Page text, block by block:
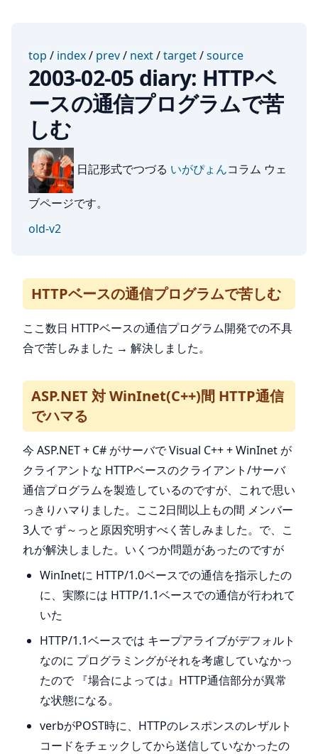
top / index/ prev/ next/target/source
2003-02-05 diary: HTTPベ
ースの通信プログラムで苦
しむ
日記形式でつづる いがぴょんコラム ウェ
ブページです。
old-v2
HTTPベースの通信プログラムで苦しむ
ここ数日 HTTPベースの通信プログラム開発での不具
合で苦しみました → 解決しました。
ASP.NET 対 WinInet(C++)間 HTTP通信
でハマる
今 ASP.NET + C# がサーバで Visual C++ + WinInet が
クライアントな HTTPベースのクライアント/サーバ
通信プログラムを製造しているのですが、これで思い
っきりハマりました。ここ2日間以上もの間 メンバー
3人で ず～っと原因究明すべく苦しみました。で、こ
れが解決しました。いくつか問題があったのですが
WinInetに HTTP/1.0ベースでの通信を指示したの
に、実際には HTTP/1.1ベースでの通信が行われて
いた
HTTP/1.1ベースでは キープアライブがデフォルト
なのに プログラミングがそれを考慮していなかっ
たので 『場合によっては』HTTP通信部分が異常
な状態になる。
verbがPOST時に、HTTPのレスポンスのレザルト
コードをチェックしてから送信していなかったの